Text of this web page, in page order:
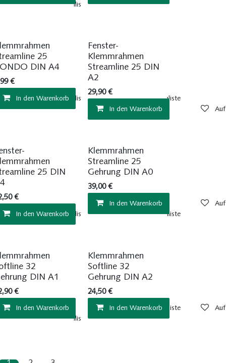
Auf die Wunschliste
Auf die Wunschliste
Sofort ab Lager
25
DIN A4
€
In den Warenkorb Auf die Wunschliste
Sofort ab Lager
Fenster-
Klemmrahmen
Streamline 25 DIN
A2
29,90€
In den Warenkorb
Auf die Wunschliste
Sofort ab Lager
25 DIN
€
In den Warenkorb Auf die Wunschliste
Sofort ab Lager
Klemmrahmen
Streamline 25
Gehrung DIN A0
39,00€
In den Warenkorb
Auf die Wunschliste
Sofort ab Lager
32
DIN A1
€
In den Warenkorb Auf die Wunschliste
Sofort ab Lager
Klemmrahmen
Softline 32
Gehrung DIN A2
24,50€
In den Warenkorb